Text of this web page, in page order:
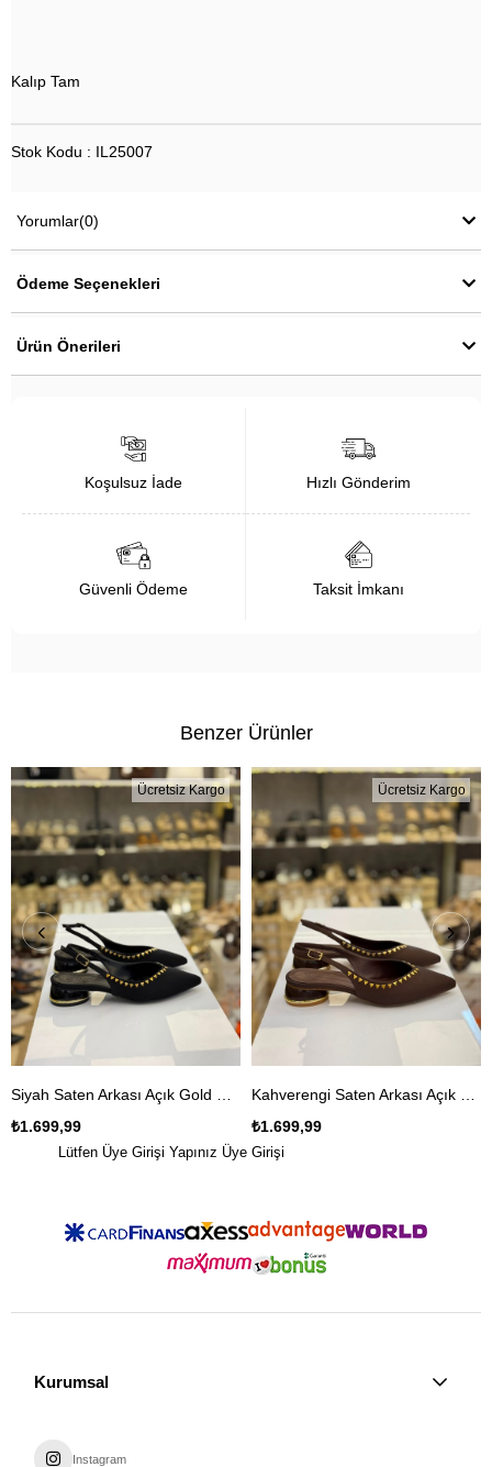
Kalıp Tam
Stok Kodu : IL25007
Yorumlar(0)
Ödeme Seçenekleri
Ürün Önerileri
Koşulsuz İade Hızlı Gönderim
Güvenli Ödeme Taksit İmkanı
Benzer Ürünler
₺1.699,99
Ücretsiz Kargo
₺1.699,99
Ücretsiz Kargo
Lütfen Üye Girişi Yapınız Üye Girişi
Kurumsal
Instagram